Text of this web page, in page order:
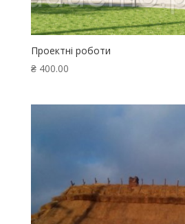
Проектні роботи
₴400.00